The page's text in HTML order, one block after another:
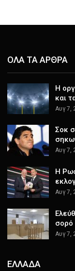
ΟΛΑ ΤΑ ΑΡΘΡΑ
Η
και
Αυγ 7,
Σοκ
Αυγ 7,
Η
Αυγ 7,
σορό
Αυγ 7,
ΕΛΛΑΔΑ